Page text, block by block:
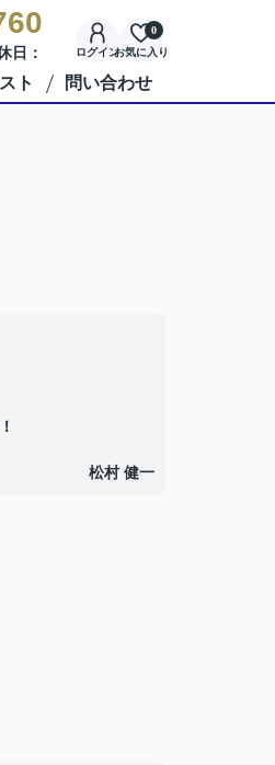
日： ログインお気に入り
0
ト 問い合わせ
松村 健一